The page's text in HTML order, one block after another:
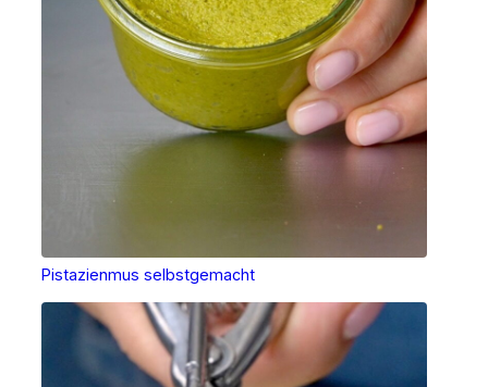
Pistazienmus selbstgemacht